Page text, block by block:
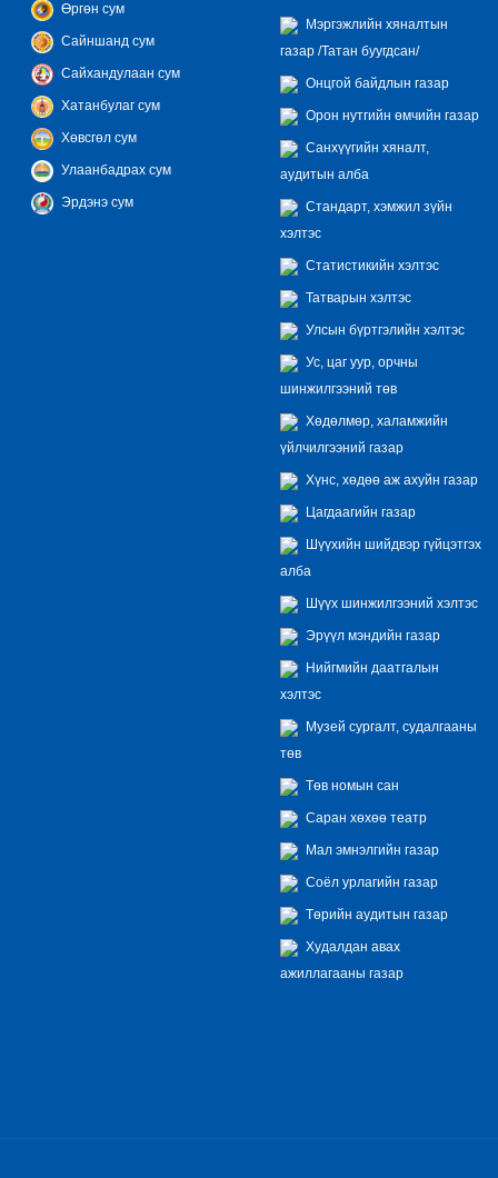
Өргөн сум
Сайншанд сум
Сайхандулаан сум
Хатанбулаг сум
Хөвсгөл сум
Улаанбадрах сум
Эрдэнэ сум
Мэргэжлийн хяналтын
газар /Татан буугдсан/
Онцгой байдлын газар
Орон нутгийн өмчийн газар
Санхүүгийн хяналт,
аудитын алба
Стандарт, хэмжил зүйн
хэлтэс
Статистикийн хэлтэс
Татварын хэлтэс
Улсын бүртгэлийн хэлтэс
Ус, цаг уур, орчны
шинжилгээний төв
Хөдөлмөр, халамжийн
үйлчилгээний газар
Хүнс, хөдөө аж ахуйн газар
Цагдаагийн газар
Шүүхийн шийдвэр гүйцэтгэх
алба
Шүүх шинжилгээний хэлтэс
Эрүүл мэндийн газар
Нийгмийн даатгалын
хэлтэс
Музей сургалт, судалгааны
төв
Төв номын сан
Саран хөхөө театр
Мал эмнэлгийн газар
Соёл урлагийн газар
Төрийн аудитын газар
Худалдан авах
ажиллагааны газар